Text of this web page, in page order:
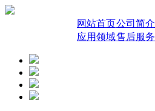
网站首页公司简介
应用领域售后服务